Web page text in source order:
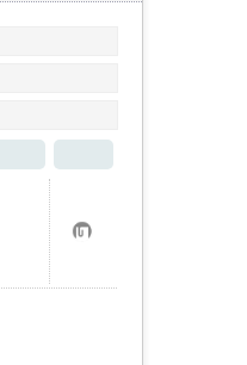
お
気
に
入